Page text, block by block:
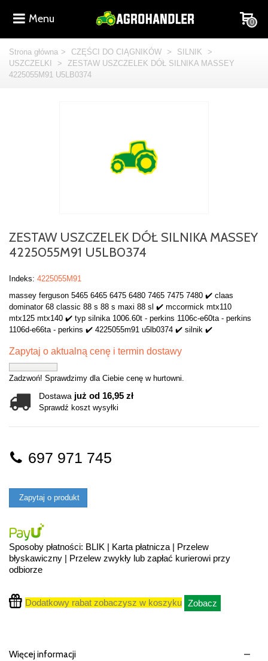
Menu 0
Strona główna > CZĘŚCI DO CIĄGNIKÓW > SILNIK
>
USZCZELKI
>
ZESTAW USZCZELEK DÓŁ SILNIKA MASSEY
4225055M91 U5LB0374
ZESTAW USZCZELEK DÓŁ SILNIKA MASSEY
4225055M91 U5LB0374
Indeks: 4225055M91
massey ferguson 5465 6465 6475 6480 7465 7475 7480 ✔️ claas
dominator 68 classic 88 s 88 s maxi 88 sl ✔️ mccormick mtx110
mtx125 mtx140 ✔️ typ silnika 1006.60t - perkins 1106c-e60ta - perkins
1106d-e66ta - perkins ✔️ 4225055m91 u5lb0374 ✔️ silnik ✔️
Zapytaj o aktualną cenę i termin dostawy
Zadzwoń! Sprawdzimy dla Ciebie cenę w hurtowni.
Dostawa już od 16,95 zł
Sprawdź koszt wysyłki
697 971 745
Zapytaj o produkt
Sposoby płatności: BLIK | Karta płatnicza | Przelew
błyskawiczny | Przelew zwykły lub zapłać kurierowi przy
odbiorze
Dodatkowy rabat zobaczysz w koszyku Zobacz
Więcej informacji